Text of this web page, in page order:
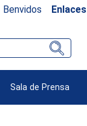
Benvidos Enlaces
Sala de Prensa